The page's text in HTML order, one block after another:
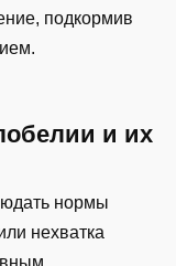
подкормив
и их
нормы
нехватка